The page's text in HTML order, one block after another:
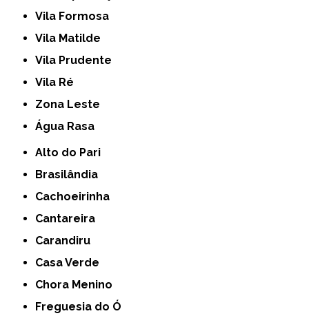
Vila Formosa
Vila Matilde
Vila Prudente
Vila Ré
Zona Leste
Água Rasa
Alto do Pari
Brasilândia
Cachoeirinha
Cantareira
Carandiru
Casa Verde
Chora Menino
Freguesia do Ó